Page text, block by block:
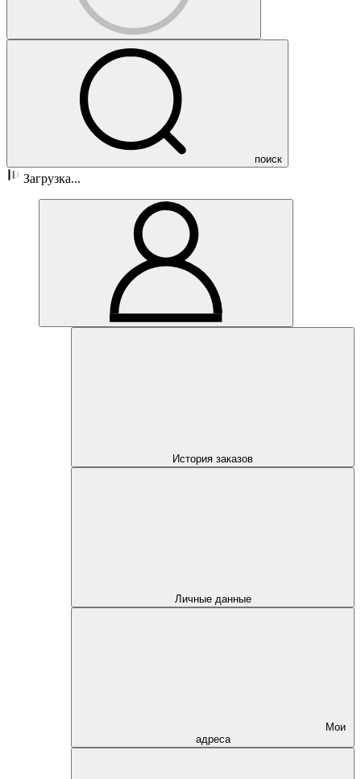
поиск
Загрузка...
История заказов
Личные данные
Мои
адреса